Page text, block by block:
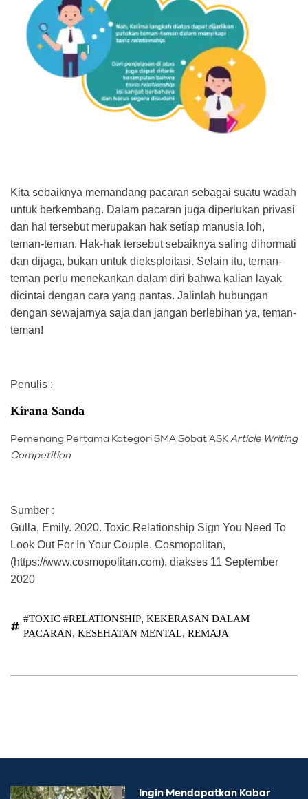
Kita sebaiknya memandang pacaran sebagai suatu wadah
untuk berkembang. Dalam pacaran juga diperlukan privasi
dan hal tersebut merupakan hak setiap manusia loh,
teman-teman. Hak-hak tersebut sebaiknya saling dihormati
dan dijaga, bukan untuk dieksploitasi. Selain itu, teman-
teman perlu menekankan dalam diri bahwa kalian layak
dicintai dengan cara yang pantas. Jalinlah hubungan
dengan sewajarnya saja dan jangan berlebihan ya, teman-
teman!
Penulis :
Kirana Sanda
Pemenang Pertama Kategori SMA Sobat ASK Article Writing
Competition
Sumber :
Gulla, Emily. 2020. Toxic Relationship Sign You Need To
Look Out For In Your Couple. Cosmopolitan,
(https://www.cosmopolitan.com), diakses 11 September
2020
#TOXIC #RELATIONSHIP, KEKERASAN DALAM
PACARAN, KESEHATAN MENTAL, REMAJA
Ingin Mendapatkan Kabar